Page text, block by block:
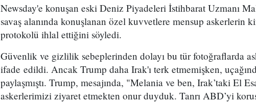
Newsday'e konuşan eski Deniz Piyadeleri İstihbarat Uzmanı
savaş alanında konuşlanan özel kuvvetlere mensup askerlerin
protokolü ihlal ettiğini söyledi.
Güvenlik ve gizlilik sebeplerinden dolayı bu tür fotoğraflarda
ifade edildi. Ancak Trump daha Irak'ı terk etmemişken,
paylaşmıştı. Trump, mesajında, "Melania ve ben, Irak’taki El
askerlerimizi ziyaret etmekten onur duyduk. Tanrı ABD’yi